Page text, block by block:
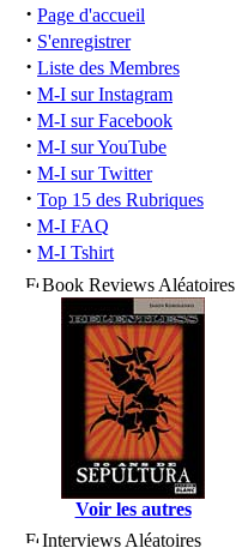
· Page d'accueil
· S'enregistrer
· Liste des Membres
· M-I sur Instagram
· M-I sur Facebook
· M-I sur YouTube
· M-I sur Twitter
· Top 15 des Rubriques
· M-I FAQ
· M-I Tshirt
Book Reviews Aléatoires
Voir les autres
Interviews Aléatoires